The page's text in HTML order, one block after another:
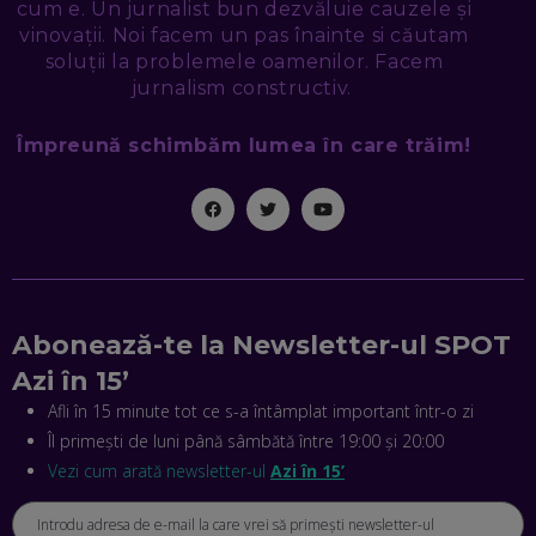
NICOLAE ȚIBRIGAN, DIGITAL FORENSIC TEAM: CUM ÎȚI DAI
SEAMA CĂ CINEVA ÎNCEARCĂ SĂ TE MANIPULEZE, ONLINE.
CE-AM ÎNVĂȚAT DIN EPISODUL GEORGESCU
EP. 46
MIHAI CEPOI, JOBFUL: SCHIMBĂM MODUL ÎN CARE APLICI
DISPECERAT AUTOMAT DE PE PIAȚĂ! CUM POATE
REVOLUȚIONA LIVRĂRILE RAPIDE, DIN ROMÂNIA PÂNĂ ÎN
ASIA
EP. 43
MAI MEARGĂ PREA MULT CU MANȚOGĂRII! DACĂ NU NE
RESPECTĂM OBLIGAȚIILE EUROPENE, VOM AVEA
cum e. Un jurnalist bun dezvăluie cauzele și
vinovații. Noi facem un pas înainte si căutam
soluții la problemele oamenilor. Facem
jurnalism constructiv.
Împreună schimbăm lumea în care trăim!
Abonează-te la Newsletter-ul SPOT
Azi în 15’
Afli în 15 minute tot ce s-a întâmplat important într-o zi
Îl primești de luni până sâmbătă între 19:00 și 20:00
Vezi cum arată newsletter-ul Azi în 15’